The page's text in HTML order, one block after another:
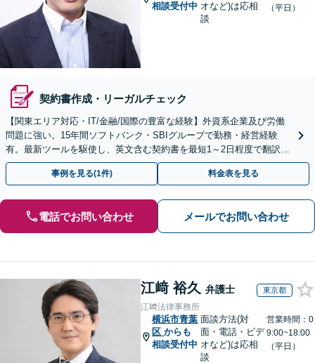
相談受付中 オなど)は応相
談
（平日）
契約書作成・リーガルチェック
【関東エリア対応・IT/金融/国際の豊富な経験】外資系企業及び労働
問題に強い。15年間ソフトバンク・SBIグループで勤務・経営経験
有。最新ツールを駆使し、英文含む契約書を最短1～2日程度で翻訳・
レビュー。大手中小・外資系企業の顧問可
事例を見る(1件) 料金表を見る
電話でお問い合わせ メールでお問い合わせ
江﨑 裕久 弁護士 東京都
江﨑法律事務所
横浜市青葉
区 からも
相談受付中
面談方法(対
面・電話・ビデ
オなど)は応相
談
営業時間：0
9:00~18:00
（平日）